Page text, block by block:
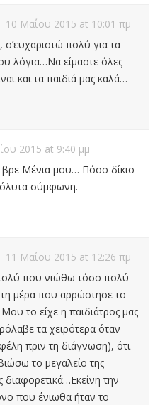
10 Μαΐου 2015 at 10:01 πμ
σ’ευχαριστώ πολύ για τα
λόγια…Να είμαστε όλες
και τα παιδιά μας καλά…
2015 at 9:40 μμ
Μένια μου… Πόσο δίκιο
σύμφωνη.
11 Μαΐου 2015 at 12:26 πμ
που νιώθω τόσο πολύ
μέρα που αρρώστησε το
το είχε η παιδιάτρος μας
τα χειρότερα όταν
πριν τη διάγνωση), ότι
το μεγαλείο της
διαφορετικά…Εκείνη την
που ένιωθα ήταν το